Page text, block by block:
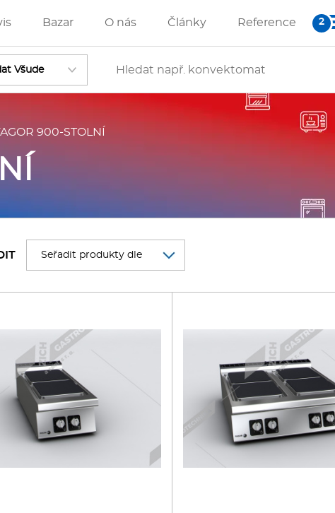
Bazar O nás Články Reference
Vstoupit
technologie
stroje
zařízení
900-STOLNÍ